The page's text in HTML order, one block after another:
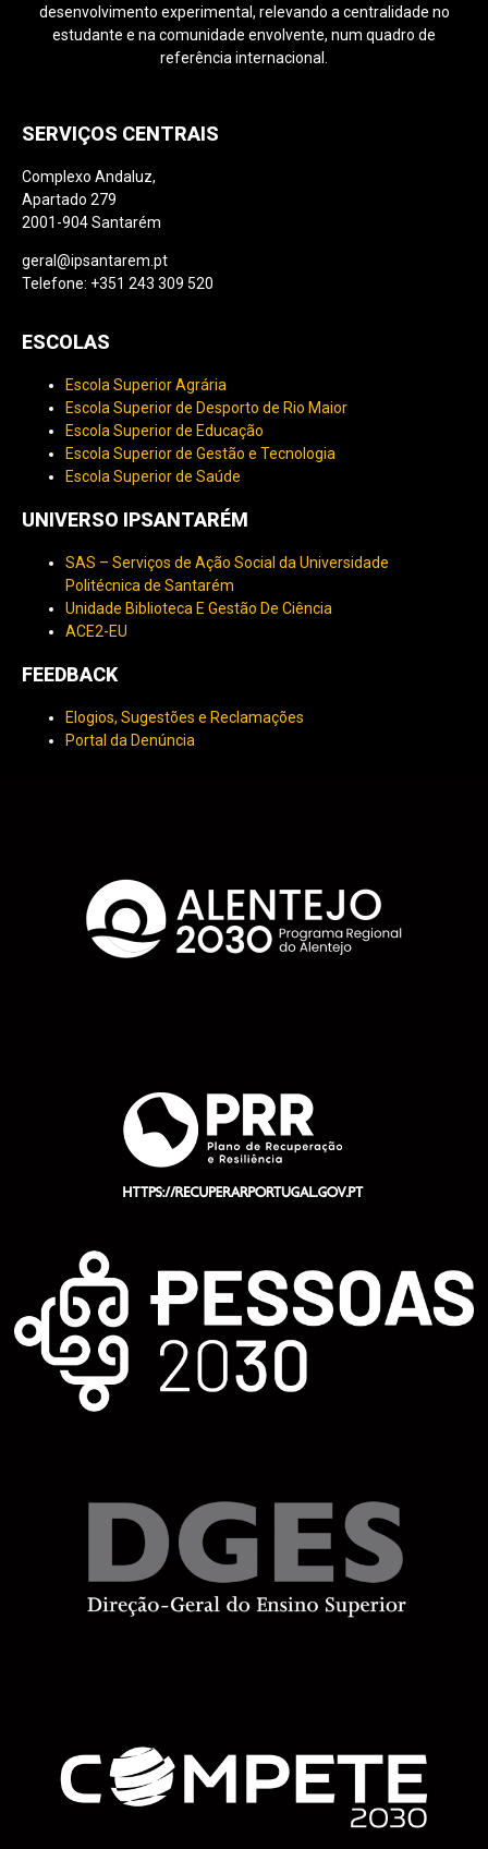
desenvolvimento experimental, relevando a centralidade no
estudante e na comunidade envolvente, num quadro de
referência internacional.
SERVIÇOS CENTRAIS
Complexo Andaluz,
Apartado 279
2001-904 Santarém
geral@ipsantarem.pt
Telefone: +351 243 309 520
ESCOLAS
Escola Superior Agrária
Escola Superior de Desporto de Rio Maior
Escola Superior de Educação
Escola Superior de Gestão e Tecnologia
Escola Superior de Saúde
UNIVERSO IPSANTARÉM
SAS – Serviços de Ação Social da Universidade
Politécnica de Santarém
Unidade Biblioteca E Gestão De Ciência
ACE2-EU
FEEDBACK
Elogios, Sugestões e Reclamações
Portal da Denúncia